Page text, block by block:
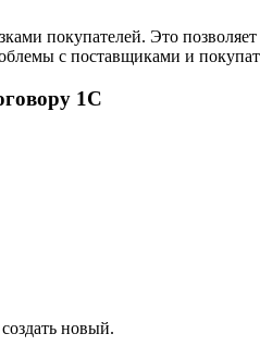
покупателей. Это
с поставщиками и
1С
новый.